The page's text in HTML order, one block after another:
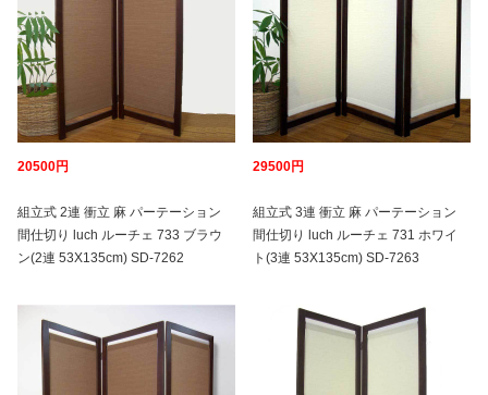
20500円
組立式 2連 衝立 麻 パーテーション
間仕切り luch ルーチェ 733 ブラウ
ン(2連 53X135cm) SD-7262
29500円
組立式 3連 衝立 麻 パーテーション
間仕切り luch ルーチェ 731 ホワイ
ト(3連 53X135cm) SD-7263